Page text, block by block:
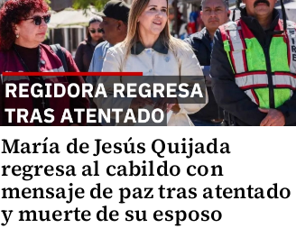
María de Jesús Quijada
regresa al cabildo con
mensaje de paz tras atentado
y muerte de su esposo